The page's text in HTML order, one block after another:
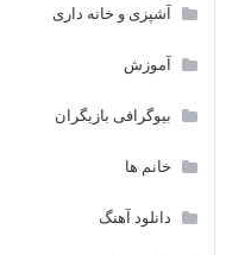
آشپزی و خانه داری
آموزش
بیوگرافی بازیگران
خانم ها
دانلود آهنگ